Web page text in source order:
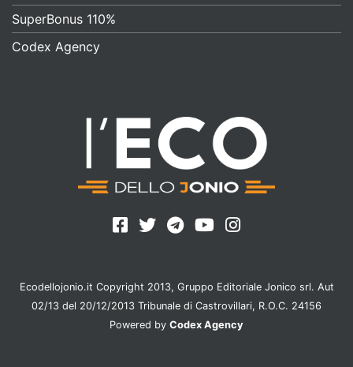
SuperBonus 110%
Codex Agency
Ecodellojonio.it Copyright 2013, Gruppo Editoriale Jonico srl. Aut
02/13 del 20/12/2013 Tribunale di Castrovillari, R.O.C. 24156
Powered by Codex Agency